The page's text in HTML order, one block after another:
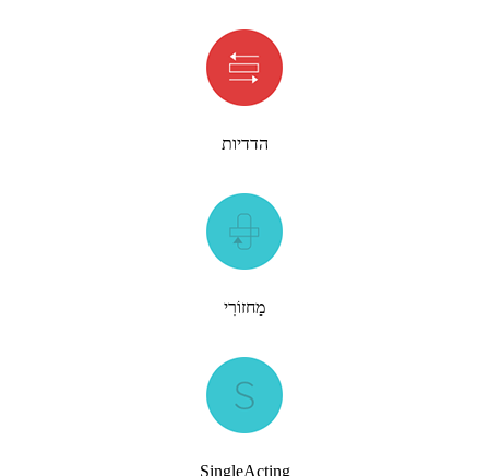
הדדיות
מַחזוֹרִי
SingleActing